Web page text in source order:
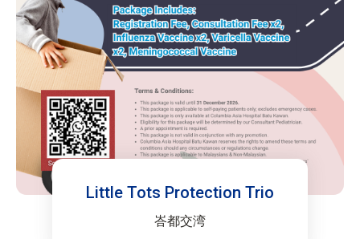
Little Tots Protection Trio
峇都交湾